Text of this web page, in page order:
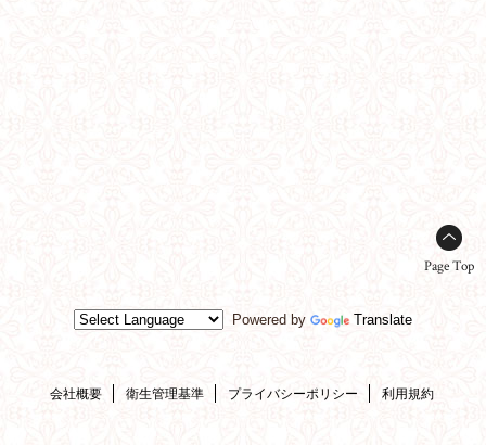
Page Top
Powered by Translate
会社概要 衛生管理基準 プライバシーポリシー 利用規約